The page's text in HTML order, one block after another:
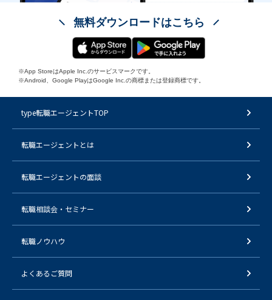
無料ダウンロードはこちら
※App StoreはApple Inc.のサービスマークです。
※Android、Google PlayはGoogle Inc.の商標または登録商標です。
type転職エージェントTOP
転職エージェントとは
転職エージェントの面談
転職相談会・セミナー
転職ノウハウ
よくあるご質問